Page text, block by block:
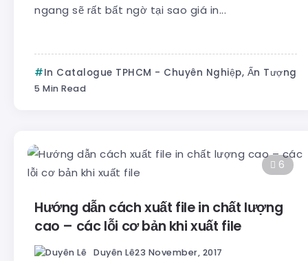
ngang sẽ rất bất ngờ tại sao giá in...
In Catalogue TPHCM - Chuyên Nghiệp, Ấn Tượng
5 Min Read
6
Hướng dẫn cách xuất file in chất lượng
cao – các lỗi cơ bản khi xuất file
Duyên Lê23 November, 2017